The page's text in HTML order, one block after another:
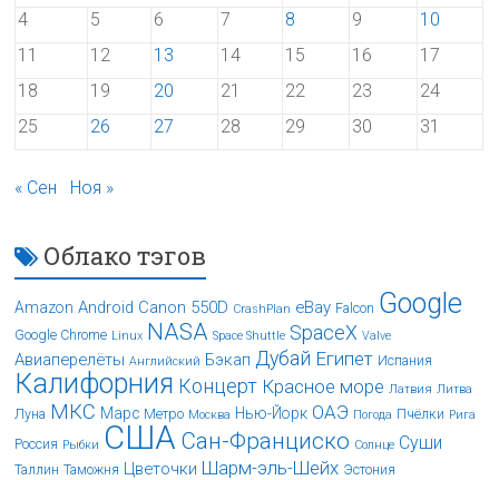
4
5 6 7 8 9
10
11
12 13 14 15 16
17
18
19 20 21 22 23
24
25
26 27 28 29 30 31
« Сен Ноя »
Облако тэгов
Amazon Android Canon 550D CrashPlan eBay Falcon Google
Google Chrome Linux NASA Space Shuttle SpaceX Valve
Авиаперелёты Английский Бэкап Дубай Египет Испания
Калифорния Концерт Красное море Латвия Литва
Луна МКС Марс Метро Москва Нью-Йорк ОАЭ Погода Пчёлки Рига
Россия Рыбки США Сан-Франциско Солнце Суши
Таллин Таможня Цветочки Шарм-эль-Шейх Эстония